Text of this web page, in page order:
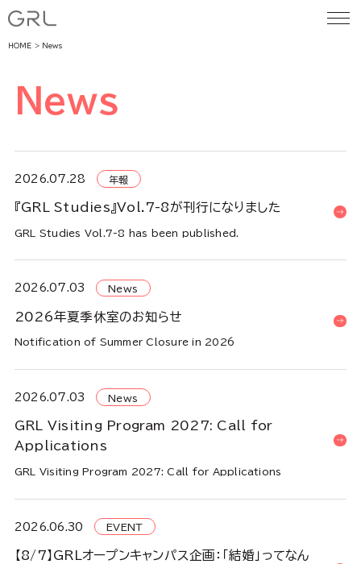
HOME News
News
2026.07.28 年報
『GRL Studies』Vol.7-8が刊行になりました
GRL Studies Vol.7-8 has been published.
2026.07.03 News
2026年夏季休室のお知らせ
Notification of Summer Closure in 2026
2026.07.03 News
GRL Visiting Program 2027: Call for
Applications
GRL Visiting Program 2027: Call for Applications
2026.06.30 EVENT
【8/7】GRLオープンキャンパス企画：「結婚」ってなん